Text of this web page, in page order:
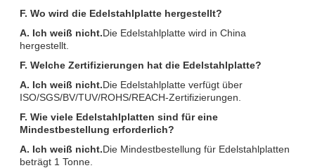
F. Wo wird die Edelstahlplatte hergestellt?
A. Ich weiß nicht.Die Edelstahlplatte wird in China
hergestellt.
F. Welche Zertifizierungen hat die Edelstahlplatte?
A. Ich weiß nicht.Die Edelstahlplatte verfügt über
ISO/SGS/BV/TUV/ROHS/REACH-Zertifizierungen.
F. Wie viele Edelstahlplatten sind für eine
Mindestbestellung erforderlich?
A. Ich weiß nicht.Die Mindestbestellung für Edelstahlplatten
beträgt 1 Tonne.